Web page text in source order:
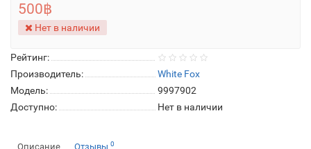
Рейтинг:
Производитель:
White Fox
Модель:
9997902
Доступно:
Нет в наличии
500฿
Нет в наличии
Описание Отзывы 0